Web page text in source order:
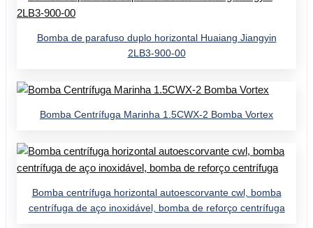
Bomba de parafuso duplo horizontal Huaiang Jiangyin
2LB3-900-00
Bomba Centrífuga Marinha 1.5CWX-2 Bomba Vortex
Bomba centrífuga horizontal autoescorvante cwl, bomba
centrífuga de aço inoxidável, bomba de reforço centrífuga